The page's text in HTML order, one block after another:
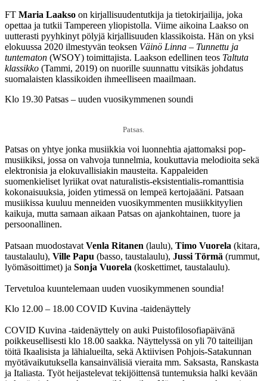
FT Maria Laakso on kirjallisuudentutkija ja tietokirjailija, joka
opettaa ja tutkii Tampereen yliopistolla. Viime aikoina Laakso on
uutterasti pyyhkinyt pölyjä kirjallisuuden klassikoista. Hän on yksi
elokuussa 2020 ilmestyvän teoksen Väinö Linna – Tunnettu ja
tuntematon (WSOY) toimittajista. Laakson edellinen teos Taltuta
klassikko (Tammi, 2019) on nuorille suunnattu vitsikäs johdatus
suomalaisten klassikoiden ihmeelliseen maailmaan.
Klo 19.30 Patsas – uuden vuosikymmenen soundi
Patsas.
Patsas on yhtye jonka musiikkia voi luonnehtia ajattomaksi pop-
musiikiksi, jossa on vahvoja tunnelmia, koukuttavia melodioita sekä
elektronisia ja elokuvallisiakin mausteita. Kappaleiden
suomenkieliset lyriikat ovat naturalistis-eksistentialis-romanttisia
kokonaisuuksia, joiden ytimessä on lempeä kertojaääni. Patsaan
musiikissa kuuluu menneiden vuosikymmenten musiikkityylien
kaikuja, mutta samaan aikaan Patsas on ajankohtainen, tuore ja
persoonallinen.
Patsaan muodostavat Venla Ritanen (laulu), Timo Vuorela (kitara,
taustalaulu), Ville Papu (basso, taustalaulu), Jussi Törmä (rummut,
lyömäsoittimet) ja Sonja Vuorela (koskettimet, taustalaulu).
Tervetuloa kuuntelemaan uuden vuosikymmenen soundia!
Klo 12.00 – 18.00 COVID Kuvina -taidenäyttely
COVID Kuvina -taidenäyttely on auki Puistofilosofiapäivänä
poikkeusellisesti klo 18.00 saakka. Näyttelyssä on yli 70 taiteilijan
töitä Ikaalisista ja lähialueilta, sekä Aktiivisen Pohjois-Satakunnan
myötävaikutuksella kansainvälisiä vieraita mm. Saksasta, Ranskasta
ja Italiasta. Työt heijastelevat tekijöittensä tuntemuksia halki kevään